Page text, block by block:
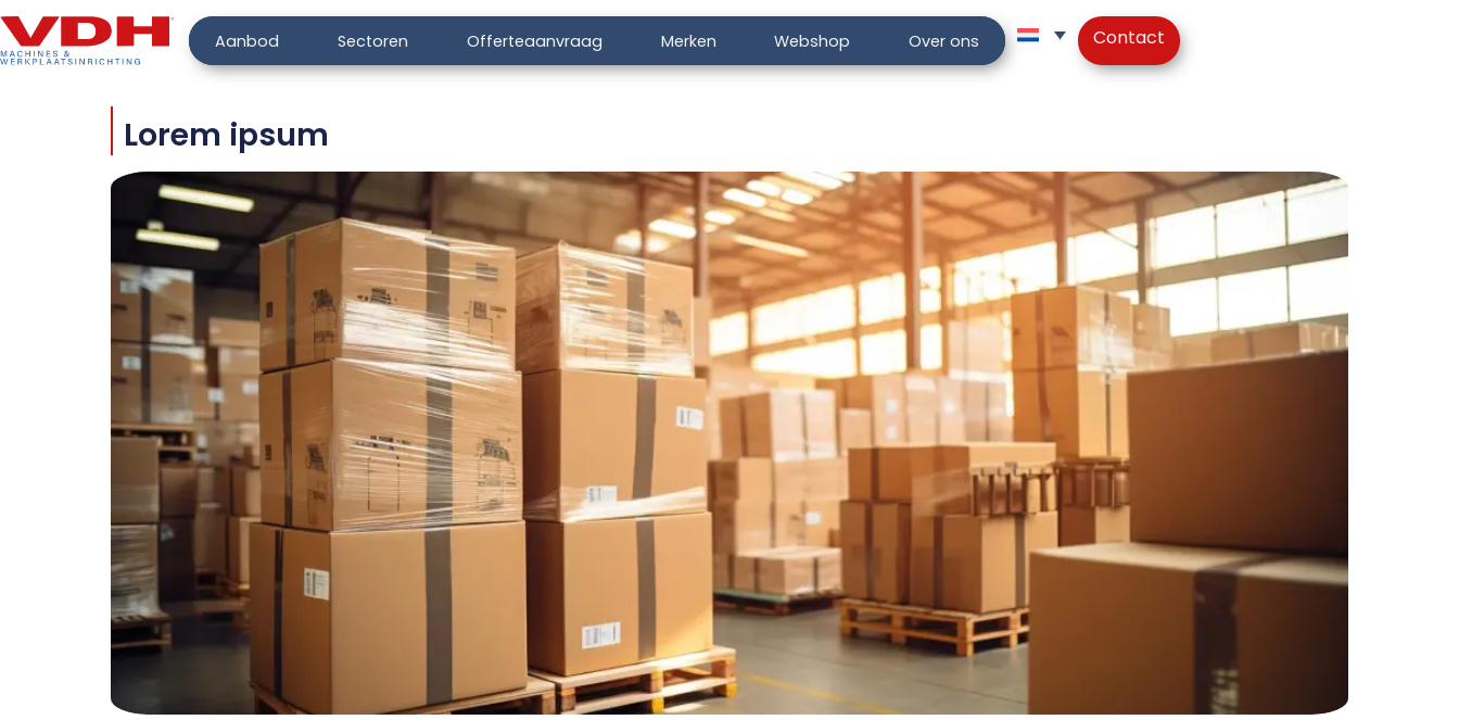
Aanbod Sectoren Offerteaanvraag Merken Webshop Over ons Contact
Lorem ipsum